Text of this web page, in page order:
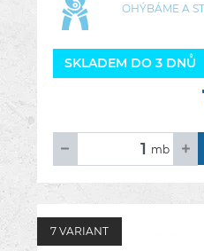
OHÝBÁME A
SKLADEM DO 3 DNŮ
mb
7 VARIANT